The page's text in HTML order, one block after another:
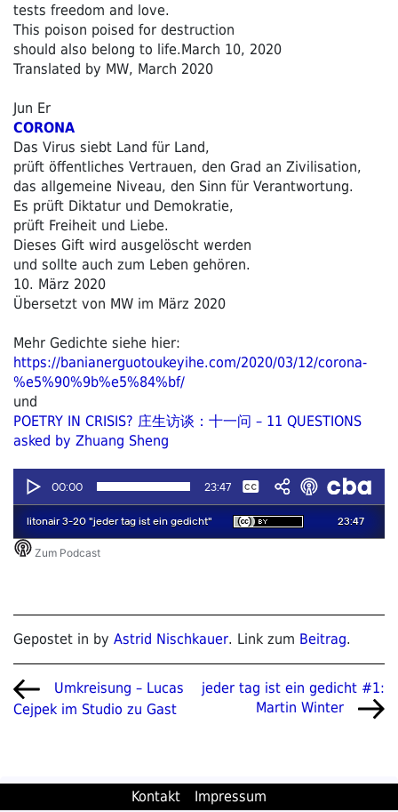
tests freedom and love.
This poison poised for destruction
should also belong to life.March 10, 2020
Translated by MW, March 2020
Jun Er
CORONA
Das Virus siebt Land für Land,
prüft öffentliches Vertrauen, den Grad an Zivilisation,
das allgemeine Niveau, den Sinn für Verantwortung.
Es prüft Diktatur und Demokratie,
prüft Freiheit und Liebe.
Dieses Gift wird ausgelöscht werden
und sollte auch zum Leben gehören.
10. März 2020
Übersetzt von MW im März 2020
Mehr Gedichte siehe hier:
https://banianerguotoukeyihe.com/2020/03/12/corona-
%e5%90%9b%e5%84%bf/
und
POETRY IN CRISIS? 庄生访谈：十一问 – 11 QUESTIONS
asked by Zhuang Sheng
Gepostet in by Astrid Nischkauer. Link zum Beitrag.
Beitragsnavigation
Vorheriger
Beitrag
Umkreisung – Lucas
Cejpek im Studio zu Gast
Nächster
jeder tag ist ein gedicht #1:
Martin Winter
Kontakt Impressum